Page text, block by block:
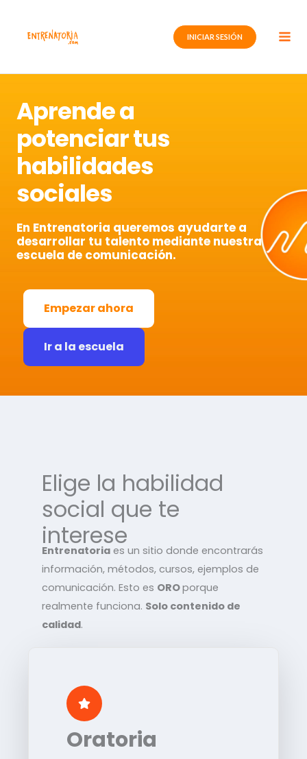
contenido
INICIAR SESIÓN
Aprende a
potenciar tus
habilidades
sociales
En Entrenatoria queremos ayudarte a
desarrollar tu talento mediante nuestra
escuela de comunicación.
Empezar ahora
Ir a la escuela
Elige la habilidad
social que te
interese
Entrenatoria es un sitio donde encontrarás
información, métodos, cursos, ejemplos de
comunicación. Esto es OROporque
realmente funciona. Solo contenido de
calidad.
Oratoria